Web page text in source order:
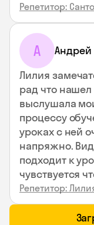
Репетитор:
А Андрей
Лилия
рад что
выслушала
процессу
уроках с ней
напряжно.
подходит к
чувствуется
Репетитор: